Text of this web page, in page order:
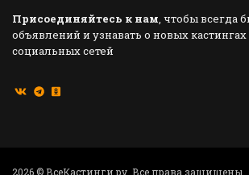
Присоединяйтесь к нам, чтобы всегда
объявлений и узнавать о новых
социальных сетей
2026 © ВсеКастинги.ру. Все права защищены